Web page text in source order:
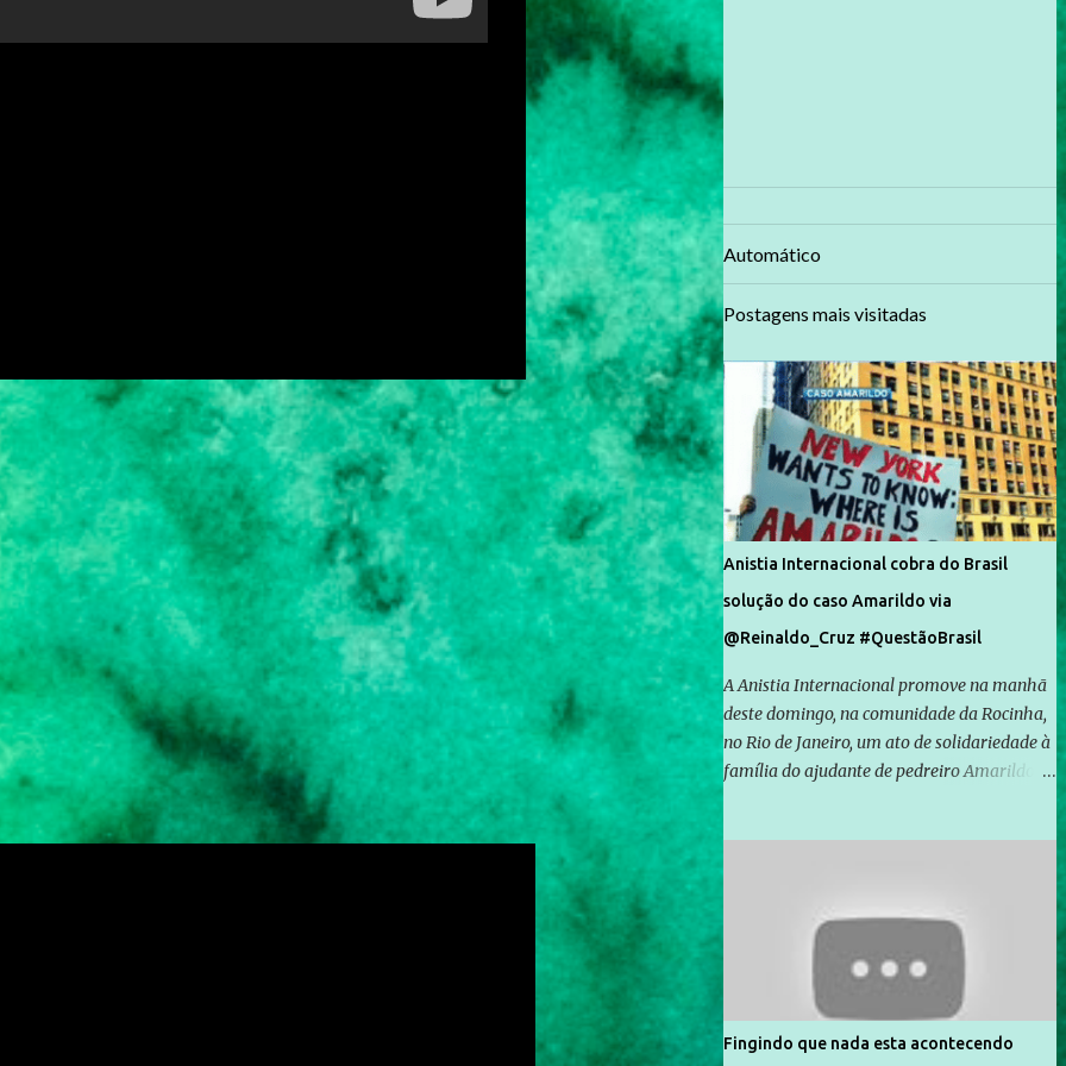
Automático
Postagens mais visitadas
Anistia Internacional cobra do Brasil
solução do caso Amarildo via
@Reinaldo_Cruz #QuestãoBrasil
A Anistia Internacional promove na manhã
deste domingo, na comunidade da Rocinha,
no Rio de Janeiro, um ato de solidariedade à
família do ajudante de pedreiro Amarildo de
Rocinha. A assessora de Direitos Humanos
da Anistia Internacional, Renata Neder, disse
à Agência Brasil que ações e atividades de
mobilização são feitas normalmente pela
organização não governamental. As ações
de solidariedade são promovidas em apoio
Fingindo que nada esta acontecendo